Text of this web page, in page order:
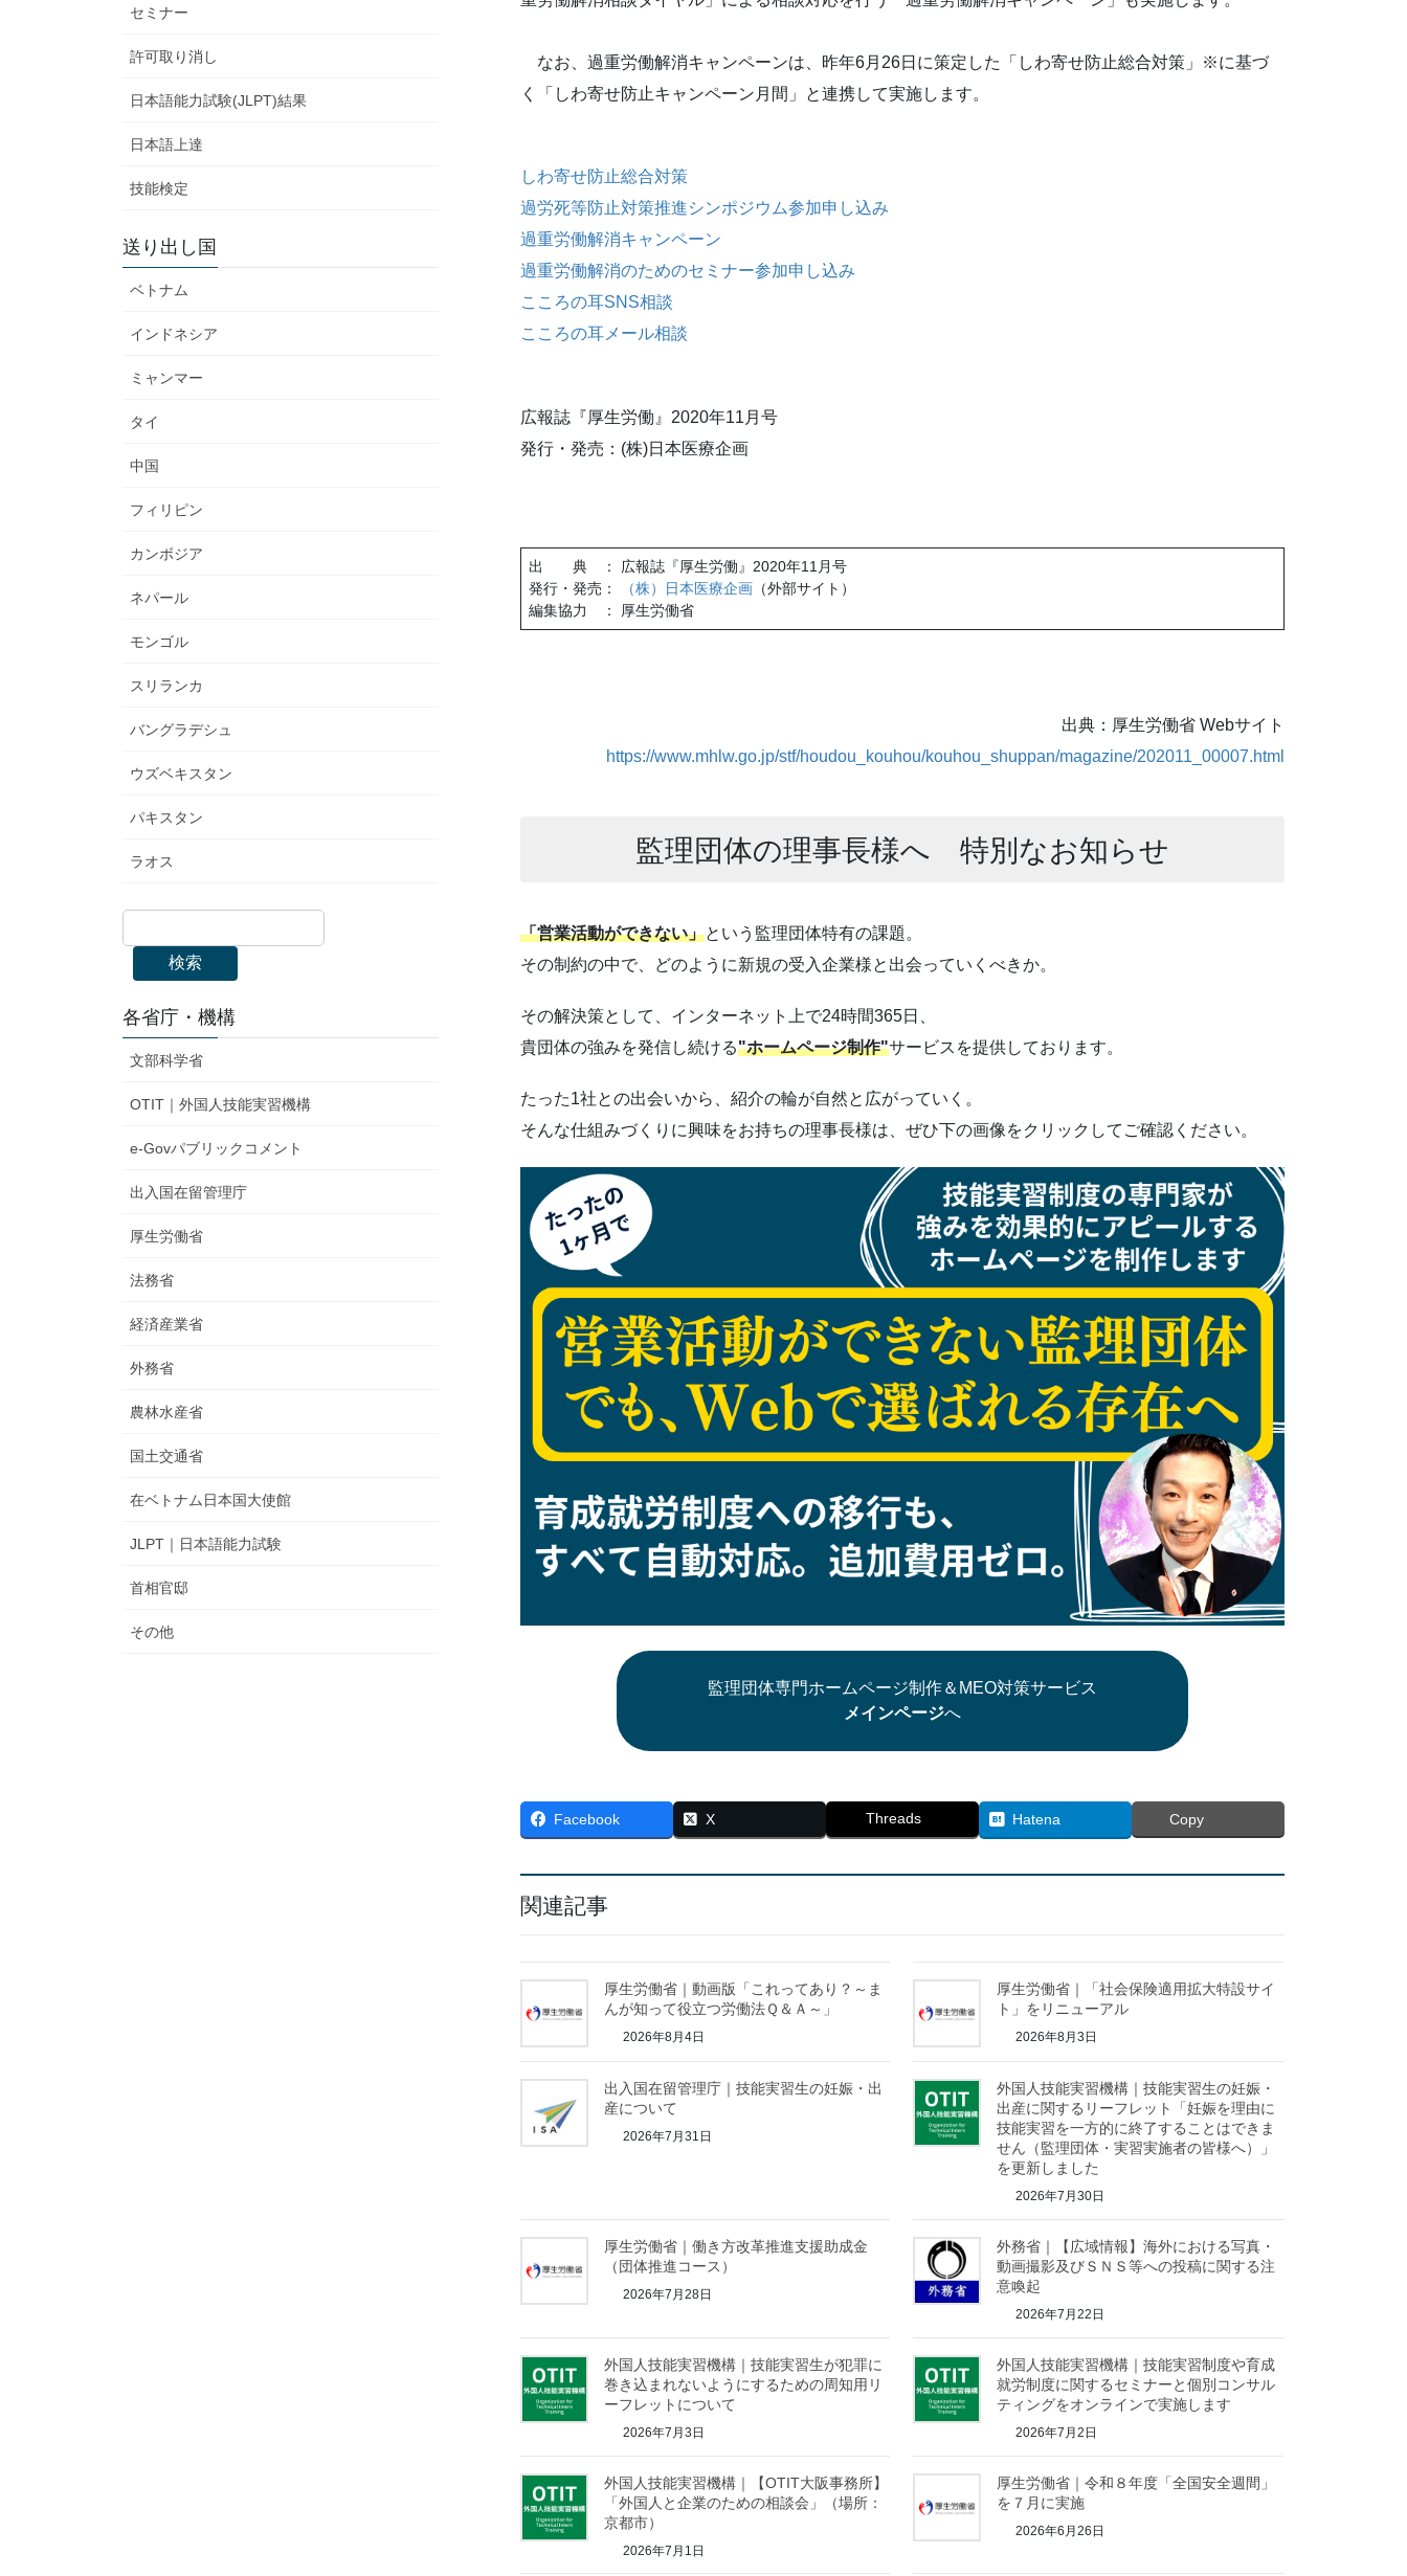
なお、過重労働解消キャンペーンは、昨年6月26日に策定した「しわ寄せ防止総合対策」※に基づ
く「しわ寄せ防止キャンペーン月間」と連携して実施します。
しわ寄せ防止総合対策
過労死等防止対策推進シンポジウム参加申し込み
過重労働解消キャンペーン
過重労働解消のためのセミナー参加申し込み
こころの耳SNS相談
こころの耳メール相談
広報誌『厚生労働』2020年11月号
発行・発売：(株)日本医療企画
出 典 ： 広報誌『厚生労働』2020年11月号
発行・発売：
（株）日本医療企画 （外部サイト）
編集協力 ： 厚生労働省
出典：厚生労働省 Webサイト
https://www.mhlw.go.jp/stf/houdou_kouhou/kouhou_shuppan/magazine/202011_00007.html
監理団体の理事長様へ 特別なお知らせ
「営業活動ができない」という監理団体特有の課題。
その制約の中で、どのように新規の受入企業様と出会っていくべきか。
その解決策として、インターネット上で24時間365日、
貴団体の強みを発信し続ける"ホームページ制作"サービスを提供しております。
たった1社との出会いから、紹介の輪が自然と広がっていく。
そんな仕組みづくりに興味をお持ちの理事長様は、ぜひ下の画像をクリックしてご確認ください。
監理団体専門ホームページ制作＆MEO対策サービス
メインページへ
Facebook X Threads Hatena Copy
関連記事
厚生労働省｜動画版「これってあり？～ま
んが知って役立つ労働法Ｑ＆Ａ～」
2026年8月4日
厚生労働省｜「社会保険適用拡大特設サイ
ト」をリニューアル
2026年8月3日
出入国在留管理庁｜技能実習生の妊娠・出
産について
2026年7月31日
外国人技能実習機構｜技能実習生の妊娠・
出産に関するリーフレット「妊娠を理由に
技能実習を一方的に終了することはできま
せん（監理団体・実習実施者の皆様へ）」
を更新しました
2026年7月30日
厚生労働省｜働き方改革推進支援助成金
（団体推進コース）
2026年7月28日
外務省｜【広域情報】海外における写真・
動画撮影及びＳＮＳ等への投稿に関する注
意喚起
2026年7月22日
外国人技能実習機構｜技能実習生が犯罪に
巻き込まれないようにするための周知用リ
ーフレットについて
2026年7月3日
外国人技能実習機構｜技能実習制度や育成
就労制度に関するセミナーと個別コンサル
ティングをオンラインで実施します
2026年7月2日
外国人技能実習機構｜【OTIT大阪事務所】
「外国人と企業のための相談会」（場所：
京都市）
2026年7月1日
厚生労働省｜令和８年度「全国安全週間」
を７月に実施
2026年6月26日
セミナー
許可取り消し
日本語能力試験(JLPT)結果
日本語上達
技能検定
送り出し国
ベトナム
インドネシア
ミャンマー
タイ
中国
フィリピン
カンボジア
ネパール
モンゴル
スリランカ
バングラデシュ
ウズベキスタン
パキスタン
ラオス
検索
各省庁・機構
文部科学省
OTIT｜外国人技能実習機構
e-Govパブリックコメント
出入国在留管理庁
厚生労働省
法務省
経済産業省
外務省
農林水産省
国土交通省
在ベトナム日本国大使館
JLPT｜日本語能力試験
首相官邸
その他